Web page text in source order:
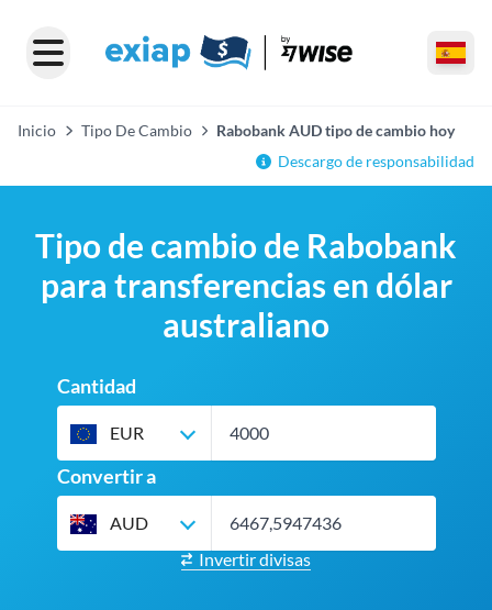
Inicio Tipo De Cambio
Rabobank AUD tipo de cambio hoy
Descargo de responsabilidad
Tipo de cambio de Rabobank
para transferencias en dólar
australiano
Cantidad
EUR
Convertir a
AUD
Invertir divisas